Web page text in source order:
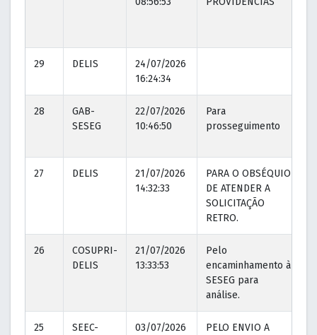
29 DELIS
24/07/2026
16:24:34
28
GAB-
SESEG
22/07/2026
10:46:50
Para
prosseguimento
27 DELIS
21/07/2026
14:32:33
PARA O OBSÉQUIO
DE ATENDER A
SOLICITAÇÃO
RETRO.
26
COSUPRI-
DELIS
21/07/2026
13:33:53
Pelo
encaminhamento à
SESEG para
análise.
25
SEEC-
03/07/2026
PELO ENVIO A